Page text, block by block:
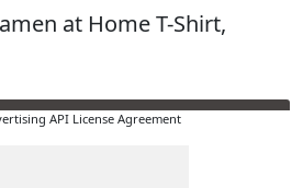
at Home T-Shirt,
API License Agreement